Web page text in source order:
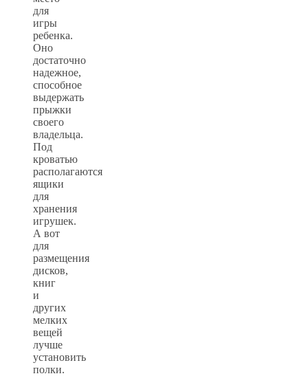
для
игры
ребенка.
Оно
достаточно
надежное,
способное
выдержать
прыжки
своего
владельца.
Под
кроватью
располагаются
ящики
для
хранения
игрушек.
А вот
для
размещения
дисков,
книг
и
других
мелких
вещей
лучше
установить
полки.